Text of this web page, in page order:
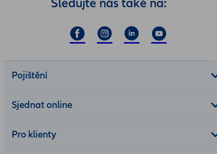
Sledujte nás také na:
Pojištění
Sjednat online
Pro klienty